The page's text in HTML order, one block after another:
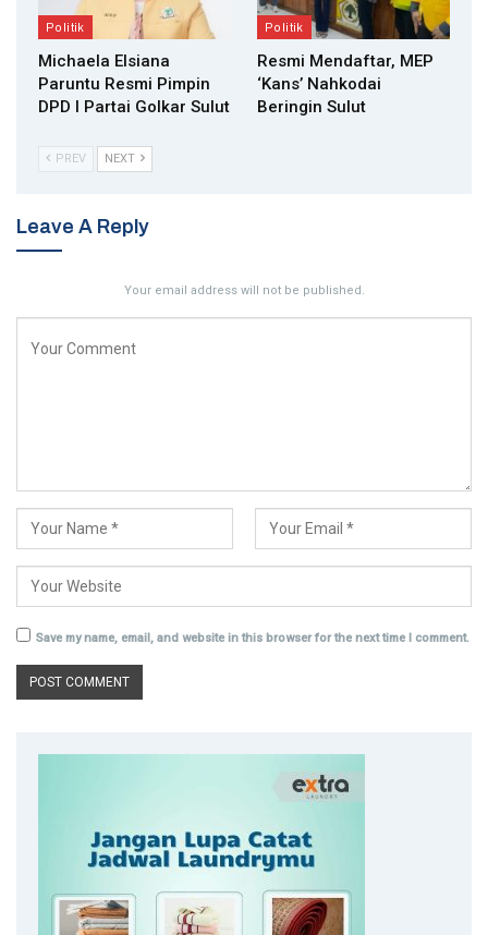
Politik
Michaela Elsiana
Paruntu Resmi Pimpin
DPD I Partai Golkar Sulut
Politik
Resmi Mendaftar, MEP
‘Kans’ Nahkodai
Beringin Sulut
PREV NEXT
Leave A Reply
Your email address will not be published.
Save my name, email, and website in this browser for the next time I comment.